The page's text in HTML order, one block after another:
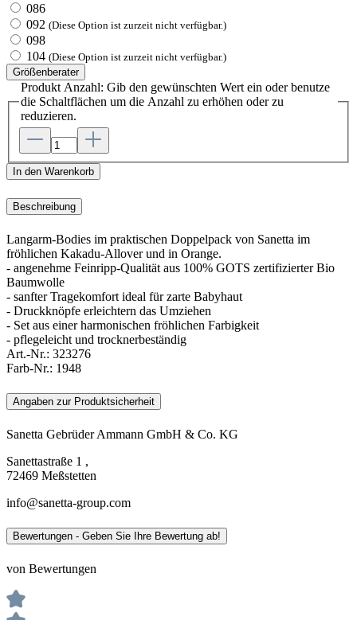
086
092 (Diese Option ist zurzeit nicht verfügbar.)
098
104 (Diese Option ist zurzeit nicht verfügbar.)
Größenberater
Produkt Anzahl: Gib den gewünschten Wert ein oder benutze
die Schaltflächen um die Anzahl zu erhöhen oder zu
reduzieren.
In den Warenkorb
Beschreibung
Langarm-Bodies im praktischen Doppelpack von Sanetta im
fröhlichen Kakadu-Allover und in Orange.
- angenehme Feinripp-Qualität aus 100% GOTS zertifizierter Bio
Baumwolle
- sanfter Tragekomfort ideal für zarte Babyhaut
- Druckknöpfe erleichtern das Umziehen
- Set aus einer harmonischen fröhlichen Farbigkeit
- pflegeleicht und trocknerbeständig
Art.-Nr.: 323276
Farb-Nr.: 1948
Angaben zur Produktsicherheit
Sanetta Gebrüder Ammann GmbH & Co. KG
Sanettastraße 1 ,
72469 Meßstetten
info@sanetta-group.com
Bewertungen - Geben Sie Ihre Bewertung ab!
von Bewertungen